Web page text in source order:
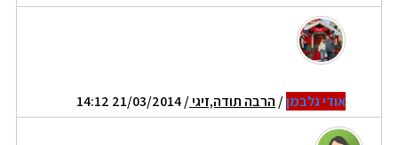
אודי גלבמן/ הרבה תודה,זיגי/ 21/03/2014 14:12